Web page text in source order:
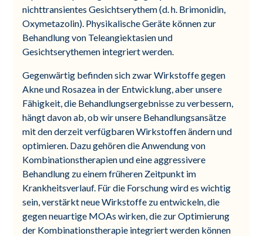
nichttransientes Gesichtserythem (d. h. Brimonidin,
Oxymetazolin). Physikalische Geräte können zur
Behandlung von Teleangiektasien und
Gesichtserythemen integriert werden.
Gegenwärtig befinden sich zwar Wirkstoffe gegen
Akne und Rosazea in der Entwicklung, aber unsere
Fähigkeit, die Behandlungsergebnisse zu verbessern,
hängt davon ab, ob wir unsere Behandlungsansätze
mit den derzeit verfügbaren Wirkstoffen ändern und
optimieren. Dazu gehören die Anwendung von
Kombinationstherapien und eine aggressivere
Behandlung zu einem früheren Zeitpunkt im
Krankheitsverlauf. Für die Forschung wird es wichtig
sein, verstärkt neue Wirkstoffe zu entwickeln, die
gegen neuartige MOAs wirken, die zur Optimierung
der Kombinationstherapie integriert werden können